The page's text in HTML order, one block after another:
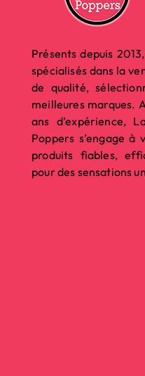
Présents depuis
spécialisés dans la
de qualité,
meilleures marques.
ans d’expérience,
Poppers s’engage à
produits fiables,
pour des sensations